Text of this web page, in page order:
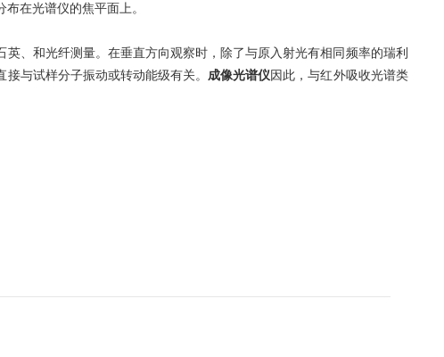
在光谱仪的焦平面上。
和光纤测量。在垂直方向观察时，除了与原入射光有相同频率的瑞利
与试样分子振动或转动能级有关。 成像光谱仪因此，与红外吸收光谱类